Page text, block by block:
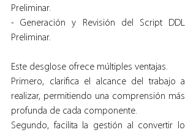
Preliminar.
- Generación y Revisión del Script DDL
Preliminar.
Este desglose ofrece múltiples ventajas.
Primero, clarifica el alcance del trabajo a
realizar, permitiendo una comprensión más
profunda de cada componente.
Segundo, facilita la gestión al convertir lo